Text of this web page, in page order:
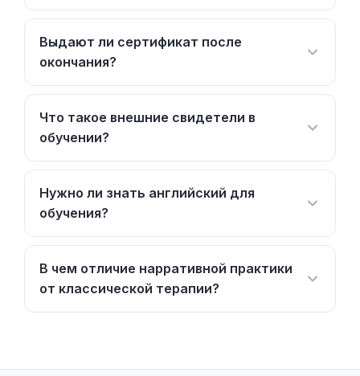
Выдают ли сертификат после
окончания?
Что такое внешние свидетели в
обучении?
Нужно ли знать английский для
обучения?
В чем отличие нарративной практики
от классической терапии?